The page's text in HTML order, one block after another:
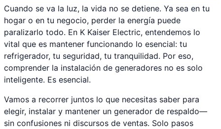
Cuando se va la luz, la vida no se detiene. Ya sea en tu
hogar o en tu negocio, perder la energía puede
paralizarlo todo. En K Kaiser Electric, entendemos lo
vital que es mantener funcionando lo esencial: tu
refrigerador, tu seguridad, tu tranquilidad. Por eso,
comprender la instalación de generadores no es solo
inteligente. Es esencial.
Vamos a recorrer juntos lo que necesitas saber para
elegir, instalar y mantener un generador de respaldo—
sin confusiones ni discursos de ventas. Solo pasos